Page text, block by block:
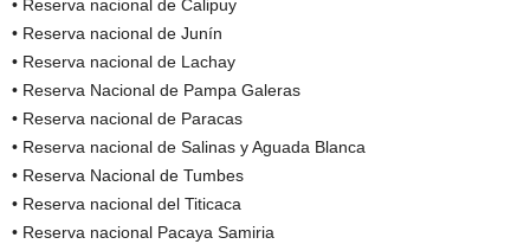
• Reserva nacional de Calipuy
• Reserva nacional de Junín
• Reserva nacional de Lachay
• Reserva Nacional de Pampa Galeras
• Reserva nacional de Paracas
• Reserva nacional de Salinas y Aguada Blanca
• Reserva Nacional de Tumbes
• Reserva nacional del Titicaca
• Reserva nacional Pacaya Samiria